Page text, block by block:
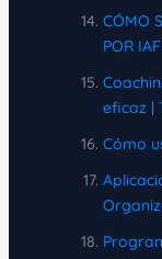
CÓMO
POR
eficaz |
Cómo